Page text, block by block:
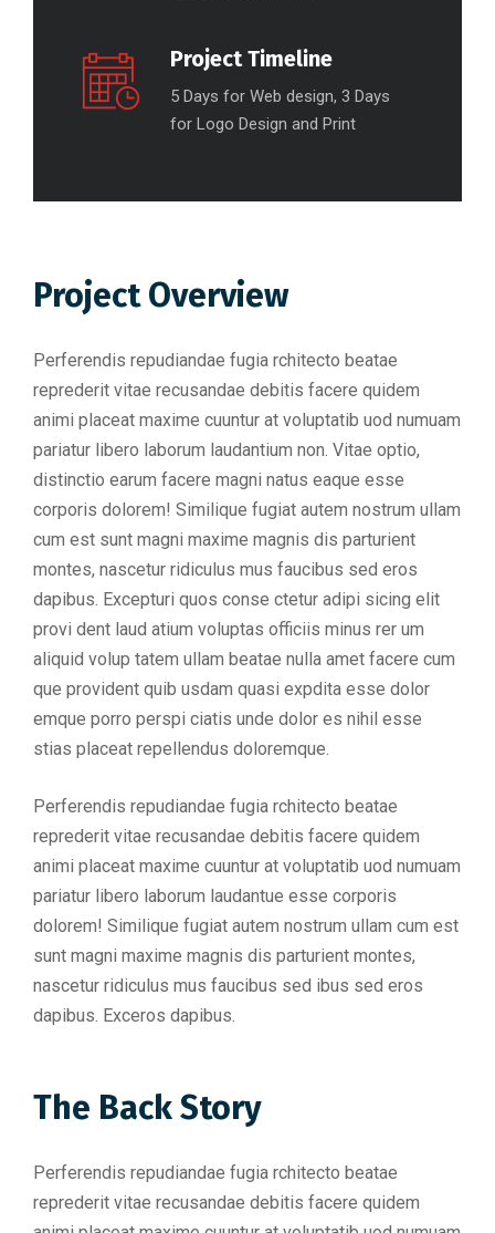
Project Timeline
5 Days for Web design, 3 Days
for Logo Design and Print
Project Overview
Perferendis repudiandae fugia rchitecto beatae
reprederit vitae recusandae debitis facere quidem
animi placeat maxime cuuntur at voluptatib uod numuam
pariatur libero laborum laudantium non. Vitae optio,
distinctio earum facere magni natus eaque esse
corporis dolorem! Similique fugiat autem nostrum ullam
cum est sunt magni maxime magnis dis parturient
montes, nascetur ridiculus mus faucibus sed eros
dapibus. Excepturi quos conse ctetur adipi sicing elit
provi dent laud atium voluptas officiis minus rer um
aliquid volup tatem ullam beatae nulla amet facere cum
que provident quib usdam quasi expdita esse dolor
emque porro perspi ciatis unde dolor es nihil esse
stias placeat repellendus doloremque.
Perferendis repudiandae fugia rchitecto beatae
reprederit vitae recusandae debitis facere quidem
animi placeat maxime cuuntur at voluptatib uod numuam
pariatur libero laborum laudantue esse corporis
dolorem! Similique fugiat autem nostrum ullam cum est
sunt magni maxime magnis dis parturient montes,
nascetur ridiculus mus faucibus sed ibus sed eros
dapibus. Exceros dapibus.
The Back Story
Perferendis repudiandae fugia rchitecto beatae
reprederit vitae recusandae debitis facere quidem